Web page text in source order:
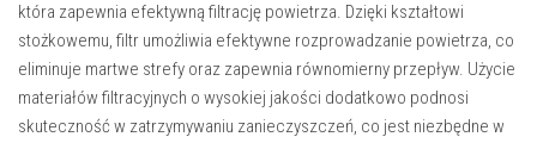
która zapewnia efektywną filtrację powietrza. Dzięki kształtowi
stożkowemu, filtr umożliwia efektywne rozprowadzanie powietrza, co
eliminuje martwe strefy oraz zapewnia równomierny przepływ. Użycie
materiałów filtracyjnych o wysokiej jakości dodatkowo podnosi
skuteczność w zatrzymywaniu zanieczyszczeń, co jest niezbędne w